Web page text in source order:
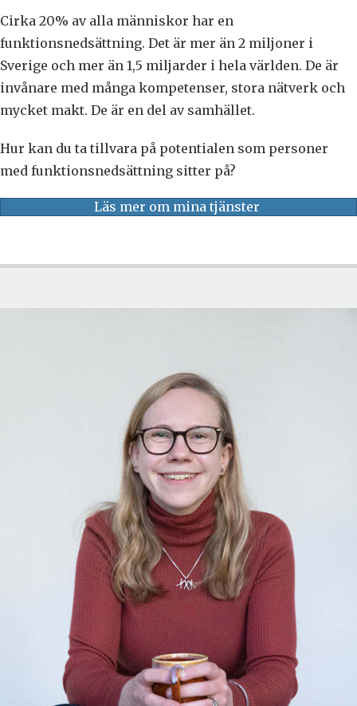
Cirka 20% av alla människor har en
funktionsnedsättning. Det är mer än 2 miljoner i
Sverige och mer än 1,5 miljarder i hela världen. De är
invånare med många kompetenser, stora nätverk och
mycket makt. De är en del av samhället.
Hur kan du ta tillvara på potentialen som personer
med funktionsnedsättning sitter på?
Läs mer om mina tjänster